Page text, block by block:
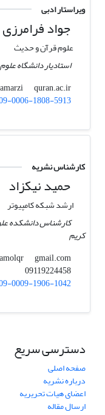
ویراستار ادبی
جواد فرامرزی
علوم قرآن و حدیث
استادیار دانشگاه
faramarzi
quran.ac.ir
0006-1808-5913
کارشناس نشریه
حمید نیکزاد
ارشد شبکه کامپیوتر
کارشناس دانشکده
کریم
amolqr
gmail.com
09119224458
0009-1906-1042
دسترسی سریع
صفحه اصلی
درباره نشریه
اعضای هیات تحریریه
ارسال مقاله